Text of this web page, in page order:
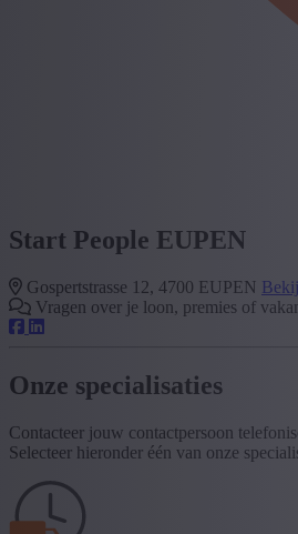
Start People EUPEN
Gospertstrasse 12, 4700 EUPEN
Vragen over je loon, premies of
Onze specialisaties
Contacteer jouw contactpersoon
Selecteer hieronder één van onze